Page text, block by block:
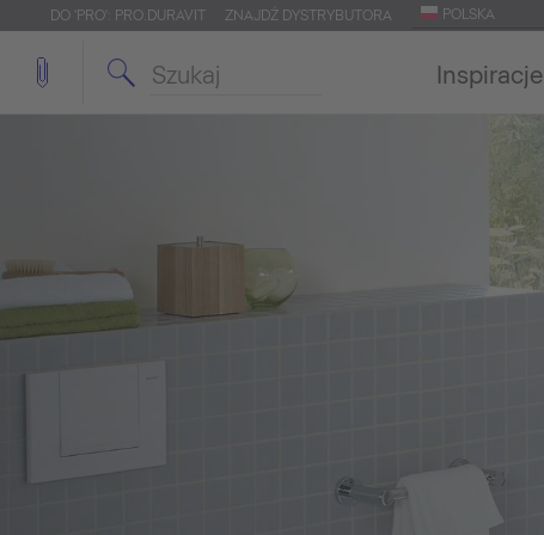
DO 'PRO': PRO.DURAVIT ZNAJDŹ DYSTRYBUTORA POLSKA
Inspiracje